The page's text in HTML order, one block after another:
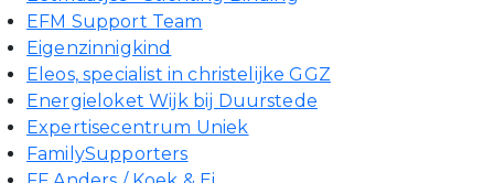
EFM Support Team
Eigenzinnigkind
Eleos, specialist in christelijke GGZ
Energieloket Wijk bij Duurstede
Expertisecentrum Uniek
FamilySupporters